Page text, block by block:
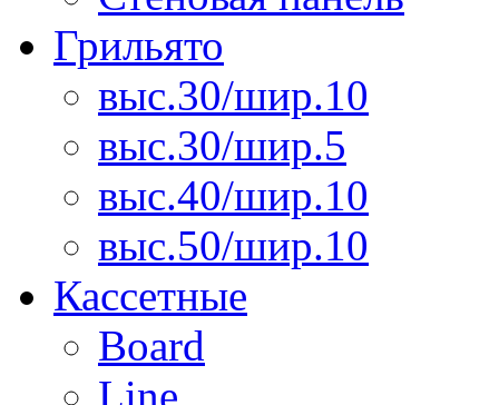
Грильято
выс.30/шир.10
выс.30/шир.5
выс.40/шир.10
выс.50/шир.10
Кассетные
Board
Line